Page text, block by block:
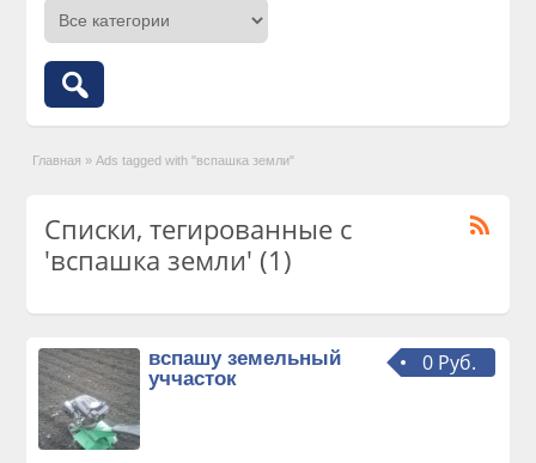
Главная » Ads tagged with "вспашка земли"
Списки, тегированные с
'вспашка земли' (1)
0 Руб.
вспашу земельный
уччасток